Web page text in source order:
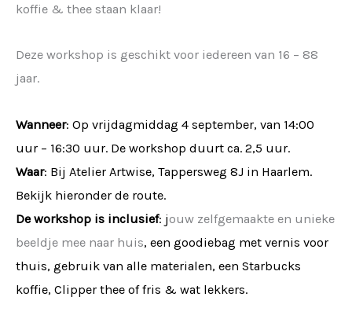
koffie & thee staan klaar!
Deze workshop is geschikt voor iedereen van 16 – 88
jaar.
Wanneer: Op vrijdagmiddag 4 september, van 14:00
uur – 16:30 uur. De workshop duurt ca. 2,5 uur.
Waar: Bij Atelier Artwise, Tappersweg 8J in Haarlem.
Bekijk hieronder de route.
De workshop is inclusief: jouw zelfgemaakte en unieke
beeldje mee naar huis, een goodiebag met vernis voor
thuis, gebruik van alle materialen, een Starbucks
koffie, Clipper thee of fris & wat lekkers.